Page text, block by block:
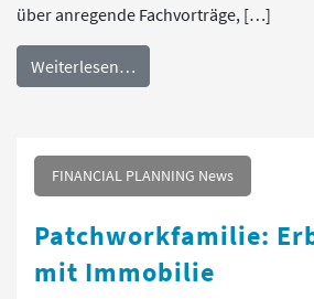
über anregende Fachvorträge, […]
Weiterlesen…
FINANCIAL PLANNING News
Patchworkfamilie:
mit Immobilie